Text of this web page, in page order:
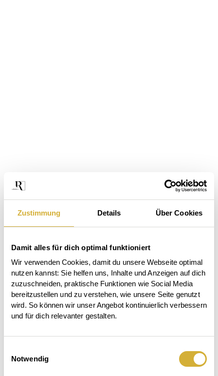
Zustimmung Details Über Cookies
Damit alles für dich optimal funktioniert
Wir verwenden Cookies, damit du unsere Webseite optimal
nutzen kannst: Sie helfen uns, Inhalte und Anzeigen auf dich
zuzuschneiden, praktische Funktionen wie Social Media
bereitzustellen und zu verstehen, wie unsere Seite genutzt
wird. So können wir unser Angebot kontinuierlich verbessern
und für dich relevanter gestalten.
Notwendig
Auftischen.
Der
Das
Beet